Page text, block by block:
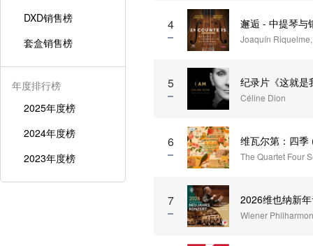
DXD销售榜
套盒销售榜
年度排行榜
2025年度榜
2024年度榜
2023年度榜
4 邂逅 - 中提琴与
Joaquín
5 纪录片《这就是
Céline Dion
6 维瓦尔第：四
The Quartet Four
7 2026维也纳新
Wiener